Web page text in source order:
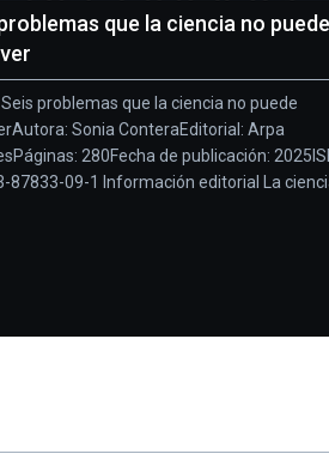
que la ciencia no puede
problemas que la ciencia no puede
Sonia ConteraEditorial: Arpa
280Fecha de publicación:
87833-09-1 Información editorial La